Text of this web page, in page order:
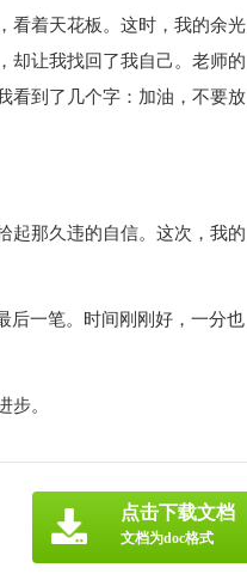
看着天花板。这时，我的余光
却让我找回了我自己。老师的
看到了几个字：加油，不要放
起那久违的自信。这次，我的
后一笔。时间刚刚好，一分也
步。
点击下载文档
文档为doc格式